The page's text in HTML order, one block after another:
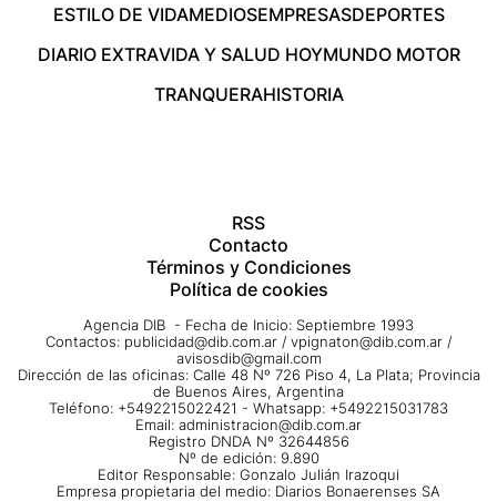
ESTILO DE VIDAMEDIOSEMPRESASDEPORTES
DIARIO EXTRAVIDA Y SALUD HOYMUNDO MOTOR
TRANQUERAHISTORIA
RSS
Contacto
Términos y Condiciones
Política de cookies
Agencia DIB - Fecha de Inicio: Septiembre 1993
Contactos: publicidad@dib.com.ar / vpignaton@dib.com.ar /
avisosdib@gmail.com
Dirección de las oficinas: Calle 48 Nº 726 Piso 4, La Plata; Provincia
de Buenos Aires, Argentina
Teléfono: +5492215022421 - Whatsapp: +5492215031783
Email: administracion@dib.com.ar
Registro DNDA Nº 32644856
Nº de edición: 9.890
Editor Responsable: Gonzalo Julián Irazoqui
Empresa propietaria del medio: Diarios Bonaerenses SA